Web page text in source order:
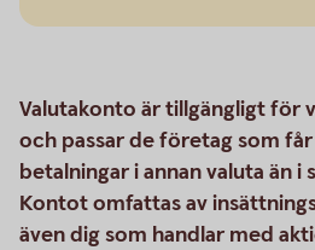
Valutakonto är tillgängligt för
och passar de företag som
betalningar i annan valuta än i
Kontot omfattas av
även dig som handlar med